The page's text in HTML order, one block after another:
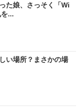
た娘、さっそく「Wi
...
い場所？まさかの場